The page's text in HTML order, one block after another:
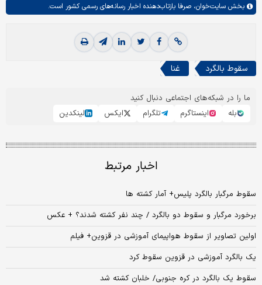
بخش سایت‌خوان، صرفا بازتاب‌دهنده اخبار رسانه‌های رسمی کشور است.
سقوط بالگرد غنا
ما را در شبکه‌های اجتماعی دنبال کنید
بله
اینستاگرم تلگرام ایکس لینکدین
اخبار مرتبط
سقوط مرگبار بالگرد پلیس+ آمار کشته ها
برخورد مرگبار و سقوط دو بالگرد / چند نفر کشته شدند؟ + عکس
اولین تصاویر از سقوط هواپیمای آموزشی در قزوین+ فیلم
یک بالگرد آموزشی در قزوین سقوط کرد
سقوط یک بالگرد در کره جنوبی/ خلبان کشته شد